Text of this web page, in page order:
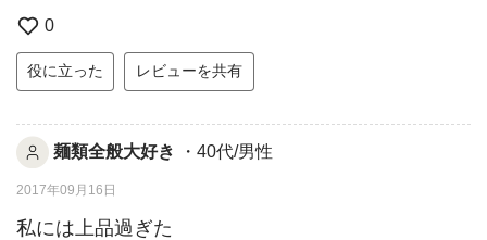
0
役に立った レビューを共有
麺類全般大好き ・40代/男性
2017年09月16日
私には上品過ぎた